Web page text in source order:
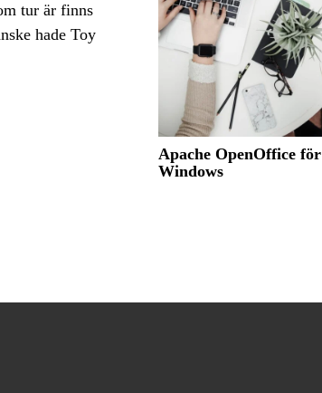
tur är finns
hade Toy
Apache OpenOffice för
Windows